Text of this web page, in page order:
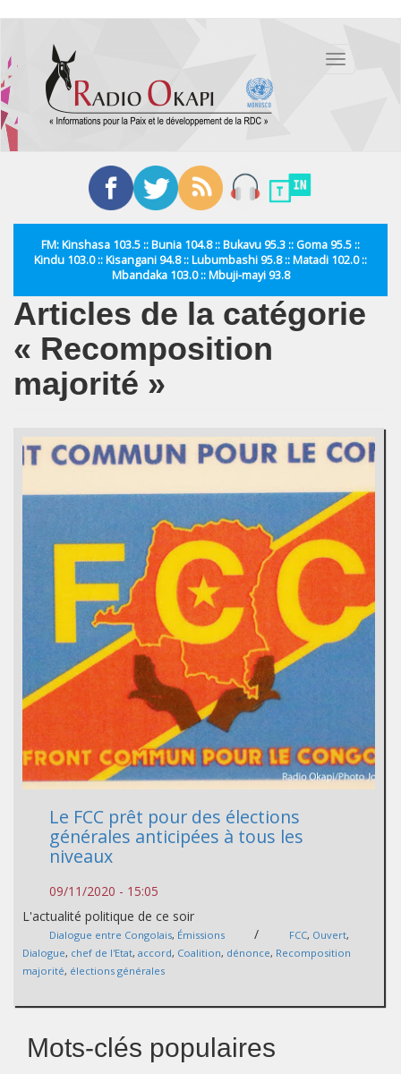
contenu
principal
Toggle
FM: Kinshasa 103.5 :: Bunia 104.8 :: Bukavu 95.3 :: Goma 95.5 ::
Kindu 103.0 :: Kisangani 94.8 :: Lubumbashi 95.8 :: Matadi 102.0 ::
Mbandaka 103.0 :: Mbuji-mayi 93.8
Articles de la catégorie
« Recomposition
majorité »
Le FCC prêt pour des élections
générales anticipées à tous les
niveaux
09/11/2020 - 15:05
L'actualité politique de ce soir
Dialogue entre Congolais, Émissions / FCC, Ouvert,
Dialogue, chef de l'Etat, accord, Coalition, dénonce, Recomposition
majorité, élections générales
Mots-clés populaires